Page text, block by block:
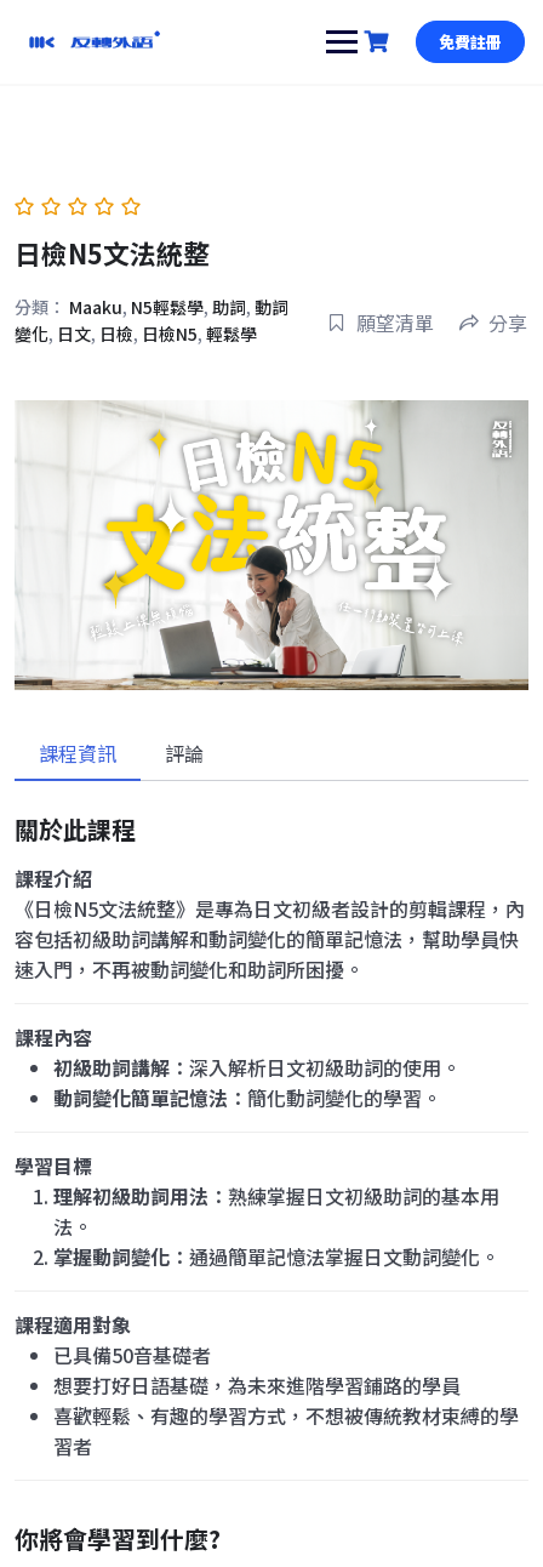
免費註冊
日檢N5文法統整
分類： Maaku, N5輕鬆學, 助詞, 動詞
變化, 日文, 日檢, 日檢N5, 輕鬆學 願望清單 分享
課程資訊 評論
關於此課程
課程介紹
《日檢N5文法統整》是專為日文初級者設計的剪輯課程，內
容包括初級助詞講解和動詞變化的簡單記憶法，幫助學員快
速入門，不再被動詞變化和助詞所困擾。
課程內容
初級助詞講解 ：深入解析日文初級助詞的使用。
動詞變化簡單記憶法 ：簡化動詞變化的學習。
學習目標
理解初級助詞用法 ：熟練掌握日文初級助詞的基本用
法。
掌握動詞變化 ：通過簡單記憶法掌握日文動詞變化。
課程適用對象
已具備50音基礎者
想要打好日語基礎，為未來進階學習鋪路的學員
喜歡輕鬆、有趣的學習方式，不想被傳統教材束縛的學
習者
你將會學習到什麼?